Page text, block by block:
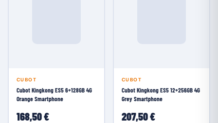
CUBOT
Cubot Kingkong ES5 6+128GB 4G
Orange Smartphone
168,50 €
CUBOT
Cubot Kingkong ES5 12+256GB 4G
Grey Smartphone
207,50 €